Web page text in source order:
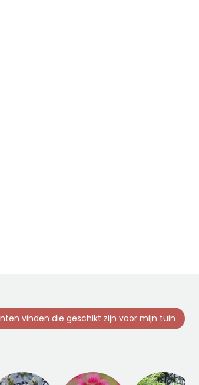
vinden die geschikt zijn voor mijn tuin